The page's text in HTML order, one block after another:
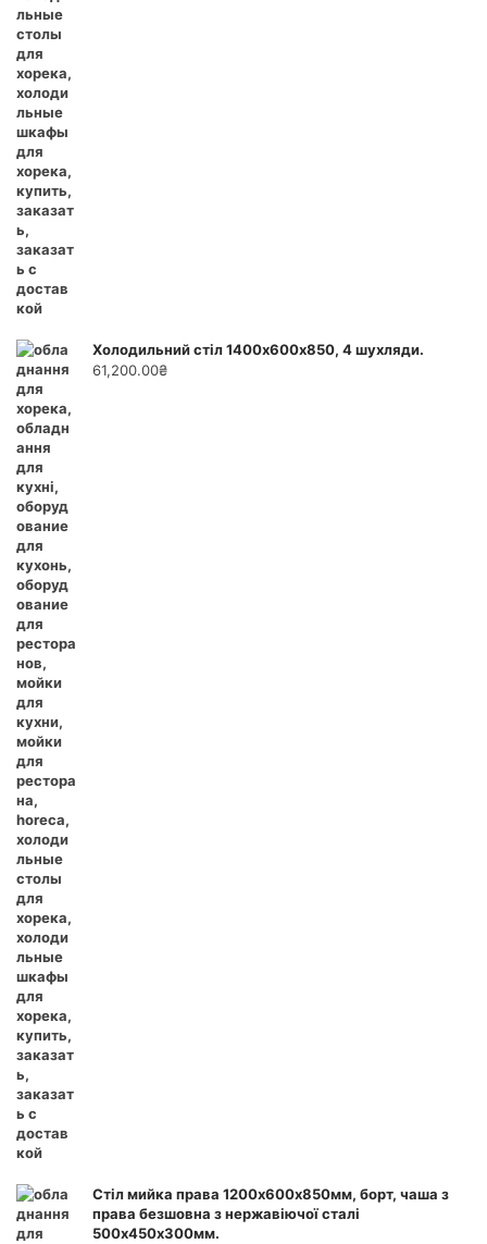
Холодильний стіл 1400х600х850, 4 шухляди.
61,200.00₴
Стіл мийка права 1200х600х850мм, борт, чаша з
права безшовна з нержавіючої сталі
500х450х300мм.